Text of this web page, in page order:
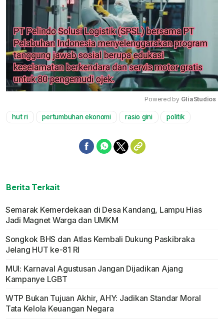
Mute
Powered by GliaStudios
hut ri pertumbuhan ekonomi rasio gini politik
Berita Terkait
Semarak Kemerdekaan di Desa Kandang, Lampu Hias
Jadi Magnet Warga dan UMKM
Songkok BHS dan Atlas Kembali Dukung Paskibraka
Jelang HUT ke-81 RI
MUI: Karnaval Agustusan Jangan Dijadikan Ajang
Kampanye LGBT
WTP Bukan Tujuan Akhir, AHY: Jadikan Standar Moral
Tata Kelola Keuangan Negara